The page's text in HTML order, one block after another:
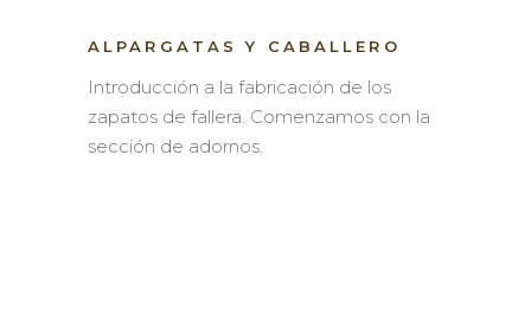
ALPARGATAS Y CABALLERO
Introducción a la fabricación de los
zapatos de fallera. Comenzamos con la
sección de adornos.